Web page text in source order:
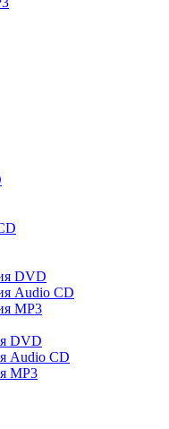
DVD
Audio CD
MP3
DVD
Audio CD
MP3